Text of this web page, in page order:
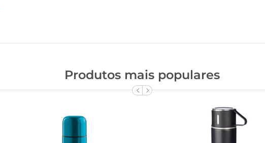
Produtos mais populares